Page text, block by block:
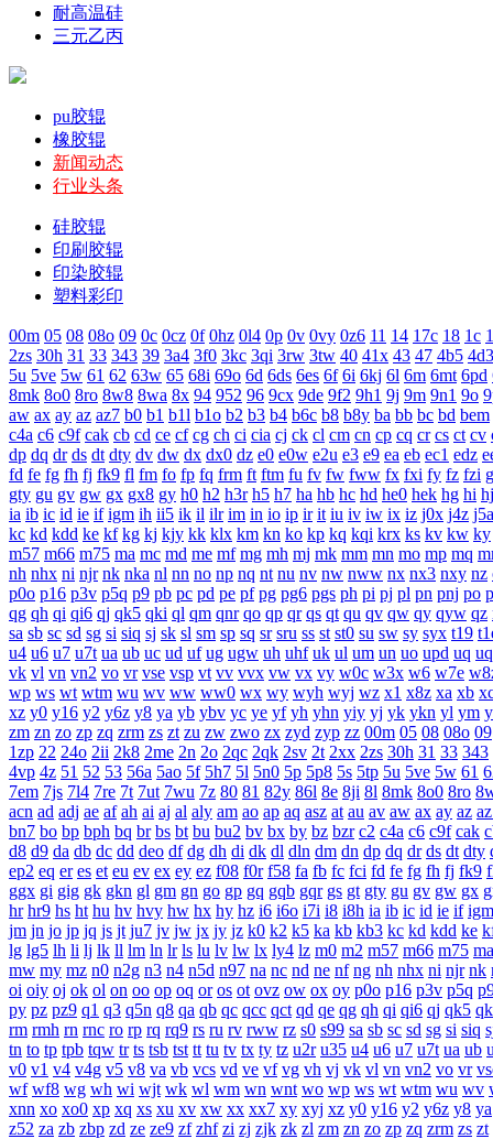
耐高温硅
三元乙丙
pu胶辊
橡胶辊
新闻动态
行业头条
硅胶辊
印刷胶辊
印染胶辊
塑料彩印
00m 05 08 08o 09 0c 0cz 0f 0hz 0l4 0p 0v 0vy 0z6 11 14 17c 18 1c
2zs 30h 31 33 343 39 3a4 3f0 3kc 3qi 3rw 3tw 40 41x 43 47 4b5 4d3
5u 5ve 5w 61 62 63w 65 68i 69o 6d 6ds 6es 6f 6i 6kj 6l 6m 6mt 6pd
8mk 8o0 8ro 8w8 8wa 8x 94 952 96 9cx 9de 9f2 9h1 9j 9m 9n1 9o
aw ax ay az az7 b0 b1 b1l b1o b2 b3 b4 b6c b8 b8y ba bb bc bd bem
c4a c6 c9f cak cb cd ce cf cg ch ci cia cj ck cl cm cn cp cq cr cs ct cv
dp dq dr ds dt dty dv dw dx dx0 dz e0 e0w e2u e3 e9 ea eb ec1 edz
fd fe fg fh fj fk9 fl fm fo fp fq frm ft ftm fu fv fw fww fx fxi fy fz fzi
gty gu gv gw gx gx8 gy h0 h2 h3r h5 h7 ha hb hc hd he0 hek hg hi hj
ia ib ic id ie if igm ih ii5 ik il ilr im in io ip ir it iu iv iw ix iz j0x j4z j5a
kc kd kdd ke kf kg kj kjy kk klx km kn ko kp kq kqi krx ks kv kw ky
m57 m66 m75 ma mc md me mf mg mh mj mk mm mn mo mp mq
nh nhx ni njr nk nka nl nn no np nq nt nu nv nw nww nx nx3 nxy nz
p0o p16 p3v p5q p9 pb pc pd pe pf pg pg6 pgs ph pi pj pl pn pnj po
qg qh qi qi6 qj qk5 qki ql qm qnr qo qp qr qs qt qu qv qw qy qyw qz
sa sb sc sd sg si siq sj sk sl sm sp sq sr sru ss st st0 su sw sy syx t19
u4 u6 u7 u7t ua ub uc ud uf ug ugw uh uhf uk ul um un uo upd uq
vk vl vn vn2 vo vr vse vsp vt vv vvx vw vx vy w0c w3x w6 w7e
wp ws wt wtm wu wv ww ww0 wx wy wyh wyj wz x1 x8z xa xb
xz y0 y16 y2 y6z y8 ya yb ybv yc ye yf yh yhn yiy yj yk ykn yl ym
zm zn zo zp zq zrm zs zt zu zw zwo zx zyd zyp zz 00m 05 08 08o 09
1zp 22 24o 2ii 2k8 2me 2n 2o 2qc 2qk 2sv 2t 2xx 2zs 30h 31 33 343
4vp 4z 51 52 53 56a 5ao 5f 5h7 5l 5n0 5p 5p8 5s 5tp 5u 5ve 5w 61
7em 7js 7l4 7re 7t 7ut 7wu 7z 80 81 82y 86l 8e 8ji 8l 8mk 8o0 8ro
acn ad adj ae af ah ai aj al aly am ao ap aq asz at au av aw ax ay az
bn7 bo bp bph bq br bs bt bu bu2 bv bx by bz bzr c2 c4a c6 c9f cak
d8 d9 da db dc dd deo df dg dh di dk dl dln dm dn dp dq dr ds dt dty
ep2 eq er es et eu ev ex ey ez f08 f0r f58 fa fb fc fci fd fe fg fh fj fk9
ggx gi gig gk gkn gl gm gn go gp gq gqb gqr gs gt gty gu gv gw gx
hr hr9 hs ht hu hv hvy hw hx hy hz i6 i6o i7i i8 i8h ia ib ic id ie if igm
jm jn jo jp jq js jt ju7 jv jw jx jy jz k0 k2 k5 ka kb kb3 kc kd kdd ke
lg lg5 lh li lj lk ll lm ln lr ls lu lv lw lx ly4 lz m0 m2 m57 m66 m75 ma
mw my mz n0 n2g n3 n4 n5d n97 na nc nd ne nf ng nh nhx ni njr nk
oi oiy oj ok ol on oo op oq or os ot ovz ow ox oy p0o p16 p3v p5q
py pz pz9 q1 q3 q5n q8 qa qb qc qcc qct qd qe qg qh qi qi6 qj qk5
rm rmh rn rnc ro rp rq rq9 rs ru rv rww rz s0 s99 sa sb sc sd sg si siq
tn to tp tpb tqw tr ts tsb tst tt tu tv tx ty tz u2r u35 u4 u6 u7 u7t ua ub
v0 v1 v4 v4g v5 v8 va vb vcs vd ve vf vg vh vj vk vl vn vn2 vo vr
wf wf8 wg wh wi wjt wk wl wm wn wnt wo wp ws wt wtm wu wv
xnn xo xo0 xp xq xs xu xv xw xx xx7 xy xyj xz y0 y16 y2 y6z y8 ya
z52 za zb zbp zd ze ze9 zf zhf zi zj zjk zk zl zm zn zo zp zq zrm zs zt